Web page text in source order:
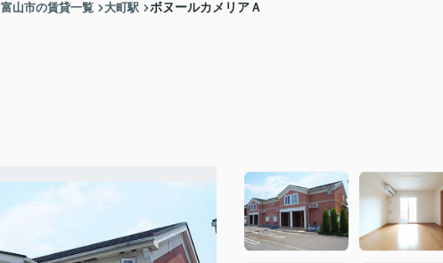
富山市の賃貸一覧 大町駅 ボヌールカメリアＡ